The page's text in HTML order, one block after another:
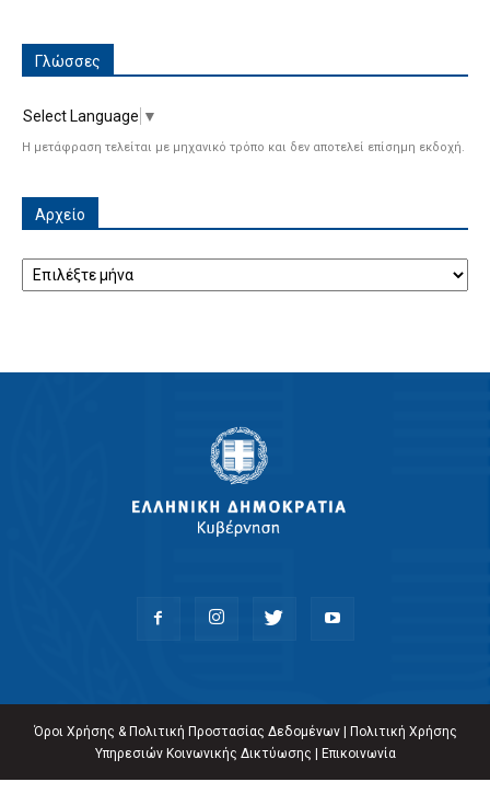
Γλώσσες
Select Language ▼
Η μετάφραση τελείται με μηχανικό τρόπο και δεν αποτελεί επίσημη εκδοχή.
Αρχείο
Αρχείο
Όροι Χρήσης & Πολιτική Προστασίας Δεδομένων|
Πολιτική Χρήσης
Υπηρεσιών Κοινωνικής Δικτύωσης
Επικοινωνία